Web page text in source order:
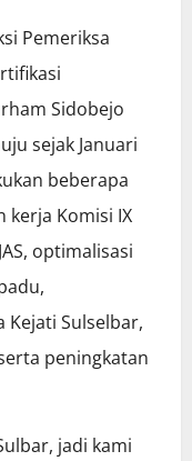
Pemeriksa
Sidobejo
sejak Januari
beberapa
Komisi IX
optimalisasi
Kejati Sulselbar,
peningkatan
jadi kami